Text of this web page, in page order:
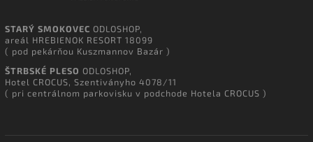
STARÝ SMOKOVEC ODLOSHOP,
areál HREBIENOK RESORT 18099
( pod pekárňou Kuszmannov Bazár )
ŠTRBSKÉ PLESO ODLOSHOP,
Hotel CROCUS, Szentiványho 4078/11
( pri centrálnom parkovisku v podchode Hotela CROCUS )